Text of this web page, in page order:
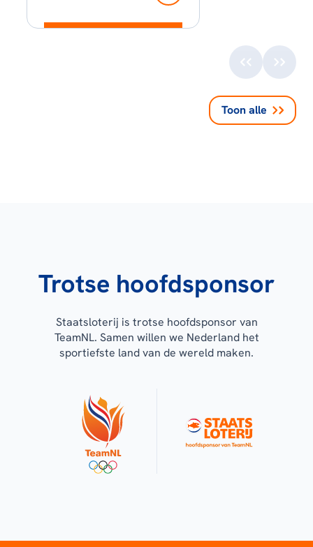
Toon alle
Trotse hoofdsponsor
Staatsloterij is trotse hoofdsponsor van
TeamNL. Samen willen we Nederland het
sportiefste land van de wereld maken.